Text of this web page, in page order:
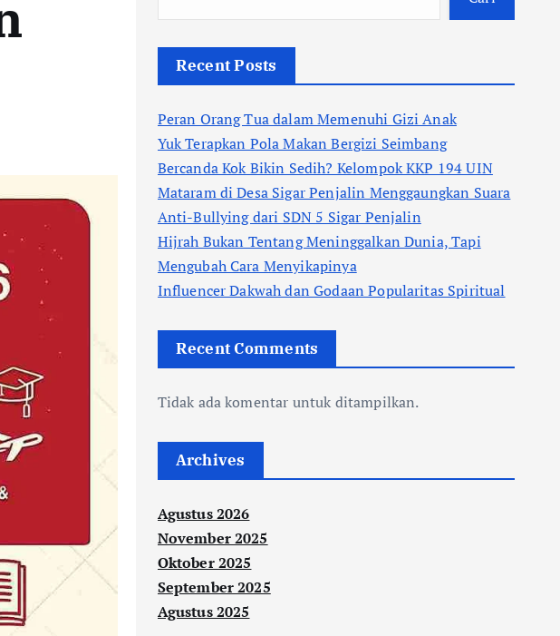
Recent Posts
Peran Orang Tua dalam Memenuhi Gizi Anak
Yuk Terapkan Pola Makan Bergizi Seimbang
Bercanda Kok Bikin Sedih? Kelompok KKP 194 UIN
Mataram di Desa Sigar Penjalin Menggaungkan Suara
Anti-Bullying dari SDN 5 Sigar Penjalin
Hijrah Bukan Tentang Meninggalkan Dunia, Tapi
Mengubah Cara Menyikapinya
Influencer Dakwah dan Godaan Popularitas Spiritual
Recent Comments
Tidak ada komentar untuk ditampilkan.
Archives
Agustus 2026
November 2025
Oktober 2025
September 2025
Agustus 2025